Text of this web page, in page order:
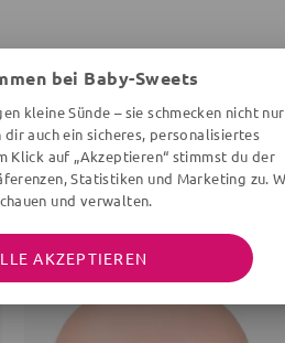
DER MARKE
bei Baby-Sweets
kleine Sünde – sie schmecken nicht
auch ein sicheres, personalisiertes
Klick auf „Akzeptieren“ stimmst du der
Statistiken und Marketing zu.
und verwalten.
AKZEPTIEREN